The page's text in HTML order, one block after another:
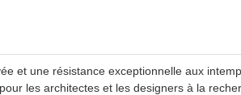
et une résistance exceptionnelle aux
les architectes et les designers à la